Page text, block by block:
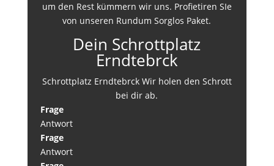
um den Rest kümmern wir uns. Profietiren SIe
von unseren Rundum Sorglos Paket.
Dein Schrottplatz
Erndtebrck
Schrottplatz Erndtebrck Wir holen den Schrott
bei dir ab.
Frage
Antwort
Frage
Antwort